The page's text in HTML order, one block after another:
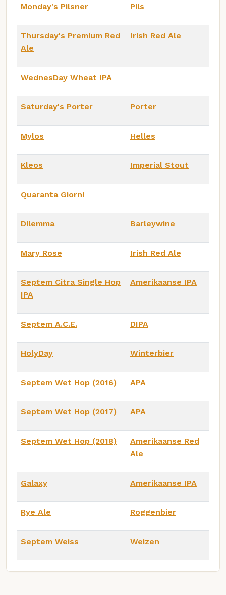
Monday's Pilsner Pils
Thursday's Premium Red
Ale
Irish Red Ale
WednesDay Wheat IPA
Saturday's Porter Porter
Mylos Helles
Kleos Imperial Stout
Quaranta Giorni
Dilemma Barleywine
Mary Rose Irish Red Ale
Septem Citra Single Hop
IPA
Amerikaanse IPA
Septem A.C.E. DIPA
HolyDay Winterbier
Septem Wet Hop (2016) APA
Septem Wet Hop (2017) APA
Septem Wet Hop (2018)
Amerikaanse Red
Ale
Galaxy Amerikaanse IPA
Rye Ale Roggenbier
Septem Weiss Weizen